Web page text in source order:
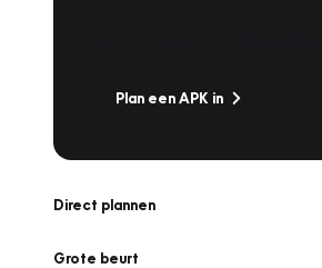
Plan een APK in
Direct plannen
Grote beurt